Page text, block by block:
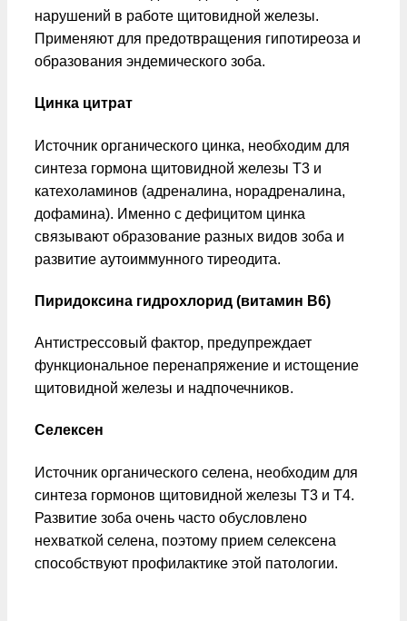
нарушений в работе щитовидной железы.
Применяют для предотвращения гипотиреоза и
образования эндемического зоба.
Цинка цитрат
Источник органического цинка, необходим для
синтеза гормона щитовидной железы Т3 и
катехоламинов (адреналина, норадреналина,
дофамина). Именно с дефицитом цинка
связывают образование разных видов зоба и
развитие аутоиммунного тиреодита.
Пиридоксина гидрохлорид (витамин B6)
Антистрессовый фактор, предупреждает
функциональное перенапряжение и истощение
щитовидной железы и надпочечников.
Селексен
Источник органического селена, необходим для
синтеза гормонов щитовидной железы Т3 и Т4.
Развитие зоба очень часто обусловлено
нехваткой селена, поэтому прием селексена
способствуют профилактике этой патологии.